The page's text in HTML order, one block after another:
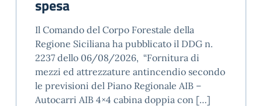
spesa
Il Comando del Corpo Forestale della
Regione Siciliana ha pubblicato il DDG n.
2237 dello 06/08/2026, “Fornitura di
mezzi ed attrezzature antincendio secondo
le previsioni del Piano Regionale AIB –
Autocarri AIB 4×4 cabina doppia con […]